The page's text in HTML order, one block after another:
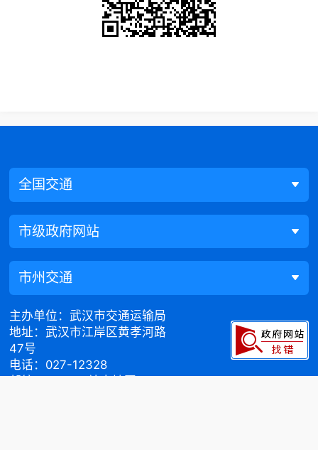
全国交通
市级政府网站
市州交通
主办单位：武汉市交通运输局
地址：武汉市江岸区黄孝河路
47号
电话：027-12328